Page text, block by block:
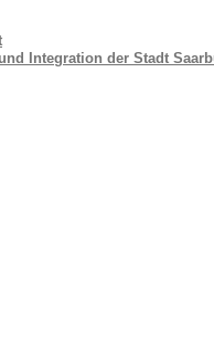
Integration der Stadt